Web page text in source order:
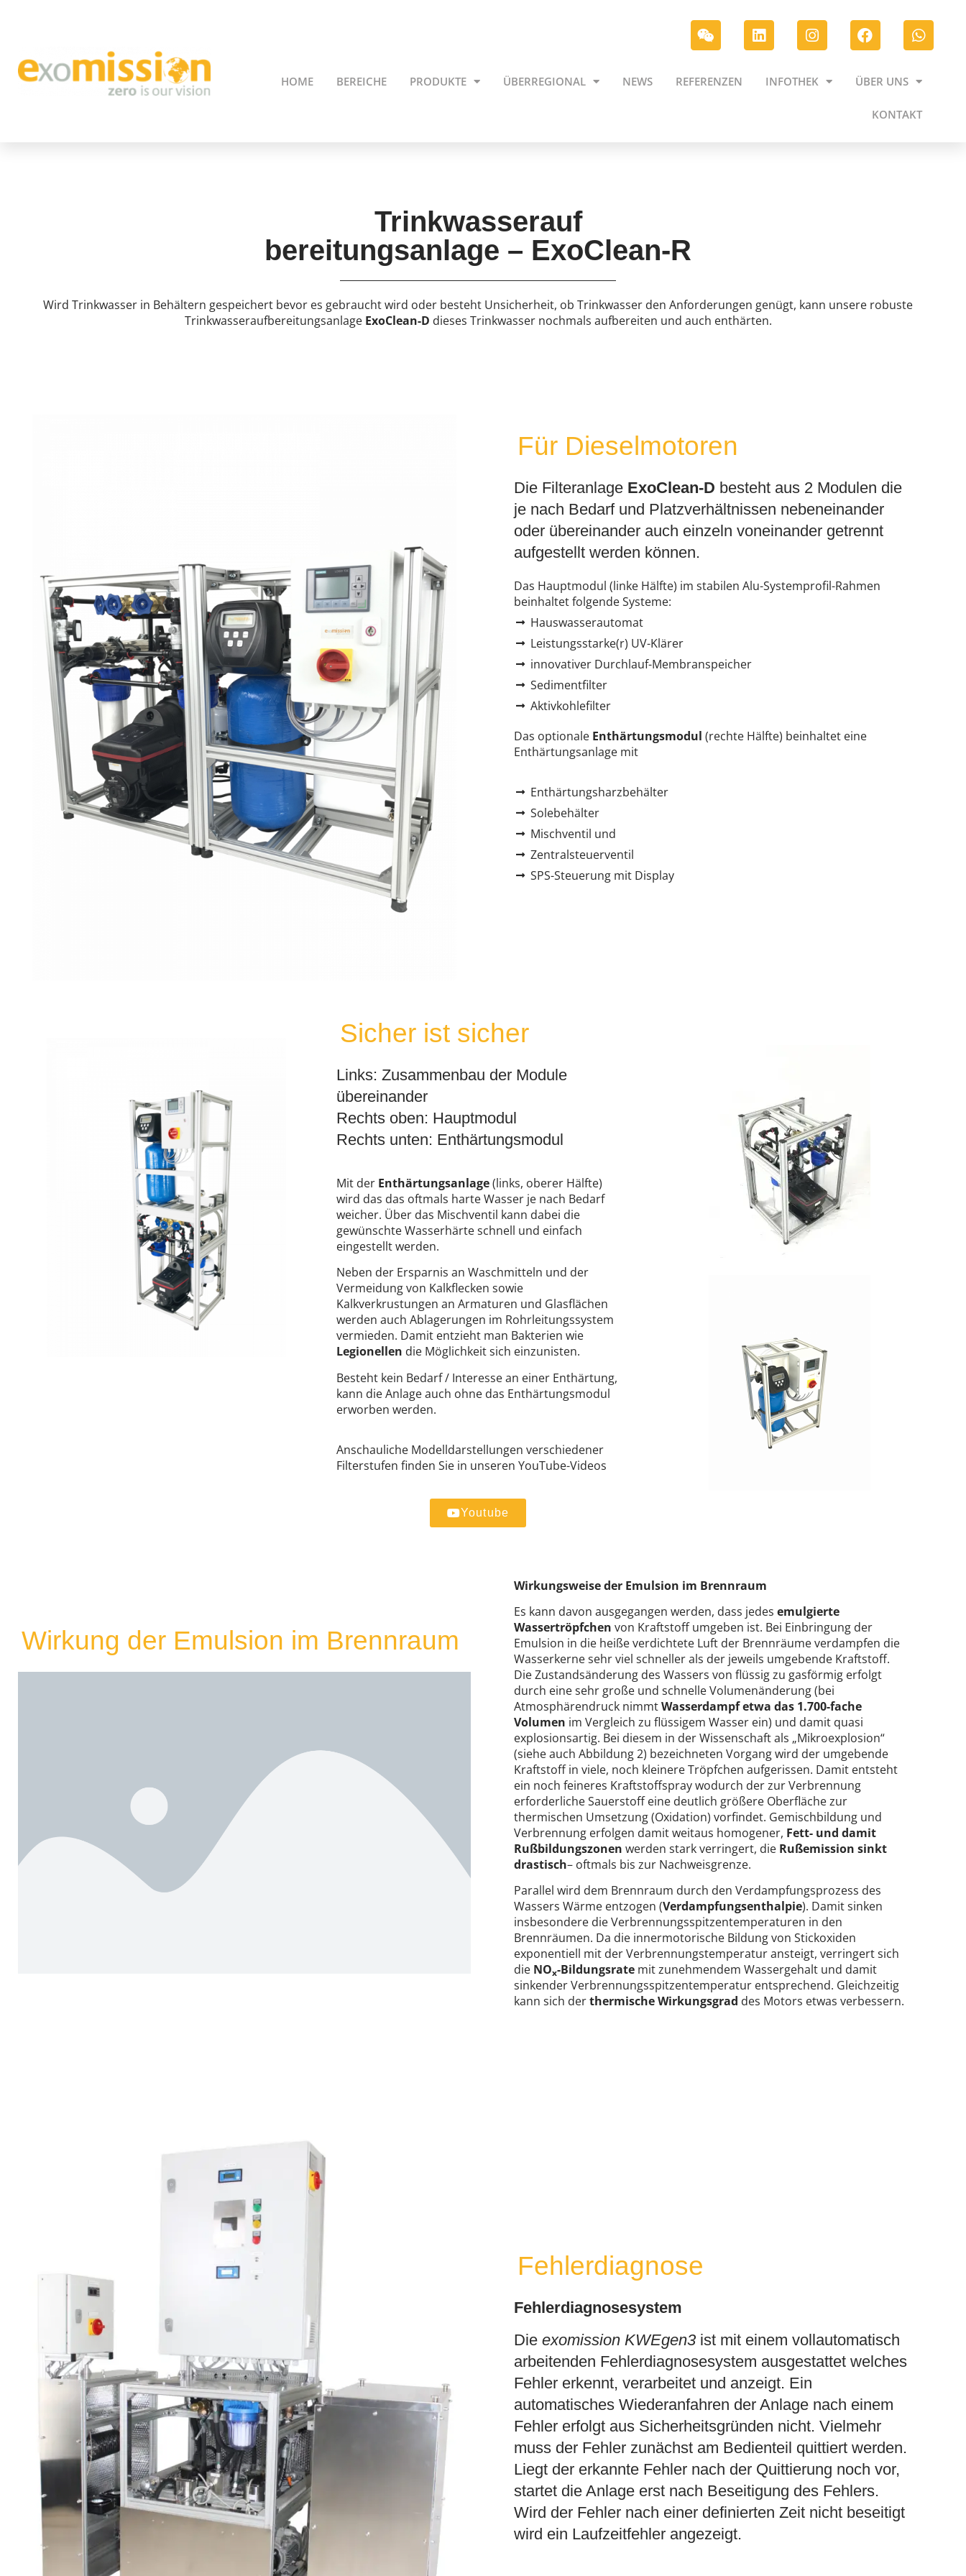
HOME BEREICHE PRODUKTE ÜBERREGIONAL NEWS REFERENZEN INFOTHEK ÜBER UNS
KONTAKT
Trinkwasserauf
bereitungsanlage – ExoClean-R
Wird Trinkwasser in Behältern gespeichert bevor es gebraucht wird oder besteht Unsicherheit, ob Trinkwasser den Anforderungen genügt, kann unsere robuste
Trinkwasseraufbereitungsanlage ExoClean-D dieses Trinkwasser nochmals aufbereiten und auch enthärten.
Für Dieselmotoren
Die Filteranlage ExoClean-D besteht aus 2 Modulen die
je nach Bedarf und Platzverhältnissen nebeneinander
oder übereinander auch einzeln voneinander getrennt
aufgestellt werden können.
Das Hauptmodul (linke Hälfte) im stabilen Alu-Systemprofil-Rahmen
beinhaltet folgende Systeme:
Hauswasserautomat
Leistungsstarke(r) UV-Klärer
innovativer Durchlauf-Membranspeicher
Sedimentfilter
Aktivkohlefilter
Das optionale Enthärtungsmodul (rechte Hälfte) beinhaltet eine
Enthärtungsanlage mit
Enthärtungsharzbehälter
Solebehälter
Mischventil und
Zentralsteuerventil
SPS-Steuerung mit Display
Sicher ist sicher
Links: Zusammenbau der Module
übereinander
Rechts oben: Hauptmodul
Rechts unten: Enthärtungsmodul
Mit der Enthärtungsanlage(links, oberer Hälfte)
wird das das oftmals harte Wasser je nach Bedarf
weicher. Über das Mischventil kann dabei die
gewünschte Wasserhärte schnell und einfach
eingestellt werden.
Neben der Ersparnis an Waschmitteln und der
Vermeidung von Kalkflecken sowie
Kalkverkrustungen an Armaturen und Glasflächen
werden auch Ablagerungen im Rohrleitungssystem
vermieden. Damit entzieht man Bakterien wie
Legionellen die Möglichkeit sich einzunisten.
Besteht kein Bedarf / Interesse an einer Enthärtung,
kann die Anlage auch ohne das Enthärtungsmodul
erworben werden.
Anschauliche Modelldarstellungen verschiedener
Filterstufen finden Sie in unseren YouTube-Videos
Youtube
Wirkung der Emulsion im Brennraum
Wirkungsweise der Emulsion im Brennraum
Es kann davon ausgegangen werden, dass jedes emulgierte
Wassertröpfchen von Kraftstoff umgeben ist. Bei Einbringung der
Emulsion in die heiße verdichtete Luft der Brennräume verdampfen die
Wasserkerne sehr viel schneller als der jeweils umgebende Kraftstoff.
Die Zustandsänderung des Wassers von flüssig zu gasförmig erfolgt
durch eine sehr große und schnelle Volumenänderung (bei
Atmosphärendruck nimmtWasserdampf etwa das 1.700-fache
Volumen im Vergleich zu flüssigem Wasser ein) und damit quasi
explosionsartig. Bei diesem in der Wissenschaft als „Mikroexplosion“
(siehe auch Abbildung 2) bezeichneten Vorgang wird der umgebende
Kraftstoff in viele, noch kleinere Tröpfchen aufgerissen. Damit entsteht
ein noch feineres Kraftstoffspray wodurch der zur Verbrennung
erforderliche Sauerstoff eine deutlich größere Oberfläche zur
thermischen Umsetzung (Oxidation) vorfindet. Gemischbildung und
Verbrennung erfolgen damit weitaus homogener, Fett- und damit
Rußbildungszonen werden stark verringert, die Rußemission sinkt
drastisch– oftmals bis zur Nachweisgrenze.
Parallel wird dem Brennraum durch den Verdampfungsprozess des
Wassers Wärme entzogen (Verdampfungsenthalpie). Damit sinken
insbesondere die Verbrennungsspitzentemperaturen in den
Brennräumen. Da die innermotorische Bildung von Stickoxiden
exponentiell mit der Verbrennungstemperatur ansteigt, verringert sich
die NOx-Bildungsrate mit zunehmendem Wassergehalt und damit
sinkender Verbrennungsspitzentemperatur entsprechend. Gleichzeitig
kann sich derthermische Wirkungsgrad des Motors etwas verbessern.
Fehlerdiagnose
Fehlerdiagnosesystem
Die exomission KWEgen3 ist mit einem vollautomatisch
arbeitenden Fehlerdiagnosesystem ausgestattet welches
Fehler erkennt, verarbeitet und anzeigt. Ein
automatisches Wiederanfahren der Anlage nach einem
Fehler erfolgt aus Sicherheitsgründen nicht. Vielmehr
muss der Fehler zunächst am Bedienteil quittiert werden.
Liegt der erkannte Fehler nach der Quittierung noch vor,
startet die Anlage erst nach Beseitigung des Fehlers.
Wird der Fehler nach einer definierten Zeit nicht beseitigt
wird ein Laufzeitfehler angezeigt.